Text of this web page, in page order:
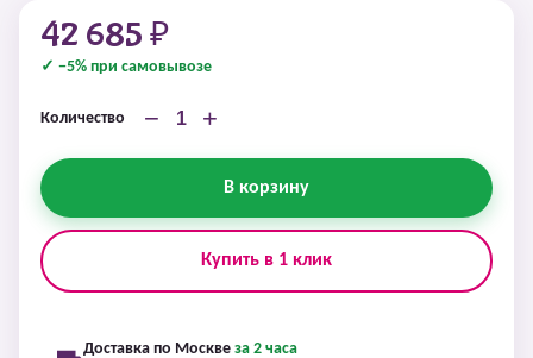
42 685 ₽
✓ −5% при самовывозе
Количество − +
В корзину
Купить в 1 клик
Доставка по Москве за 2 часа